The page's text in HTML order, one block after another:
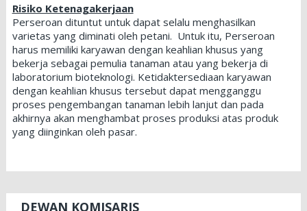
Risiko Ketenagakerjaan
Perseroan dituntut untuk dapat selalu menghasilkan
varietas yang diminati oleh petani. Untuk itu, Perseroan
harus memiliki karyawan dengan keahlian khusus yang
bekerja sebagai pemulia tanaman atau yang bekerja di
laboratorium bioteknologi. Ketidaktersediaan karyawan
dengan keahlian khusus tersebut dapat mengganggu
proses pengembangan tanaman lebih lanjut dan pada
akhirnya akan menghambat proses produksi atas produk
yang diinginkan oleh pasar.
DEWAN KOMISARIS